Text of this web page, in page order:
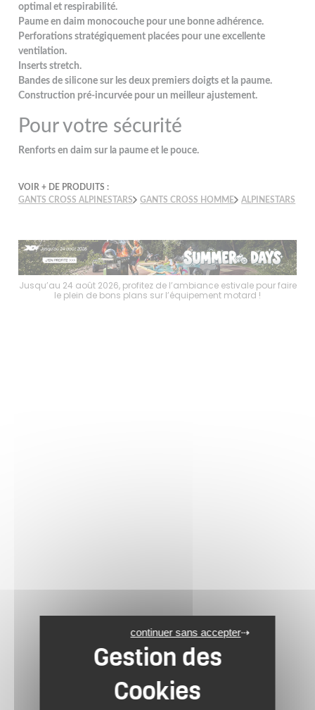
optimal et respirabilité.
Paume en daim monocouche pour une bonne adhérence.
Perforations stratégiquement placées pour une excellente
ventilation.
Inserts stretch.
Bandes de silicone sur les deux premiers doigts et la paume.
Construction pré-incurvée pour un meilleur ajustement.
Pour votre sécurité
Renforts en daim sur la paume et le pouce.
VOIR + DE PRODUITS :
GANTS CROSS ALPINESTARS
GANTS CROSS HOMME ALPINESTARS
Jusqu’au 24 août 2026, profitez de l’ambiance estivale pour faire
le plein de bons plans sur l’équipement motard !
continuer sans accepter